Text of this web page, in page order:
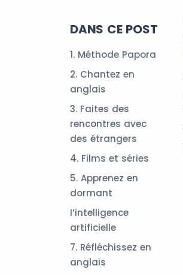
DANS CE POST
1. Méthode Papora
2. Chantez en
anglais
3. Faites des
rencontres avec
des étrangers
4. Films et séries
5. Apprenez en
dormant
I’intelligence
artificielle
7. Réfléchissez en
anglais